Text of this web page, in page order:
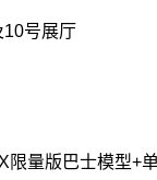
号展厅
限量版巴士模型+